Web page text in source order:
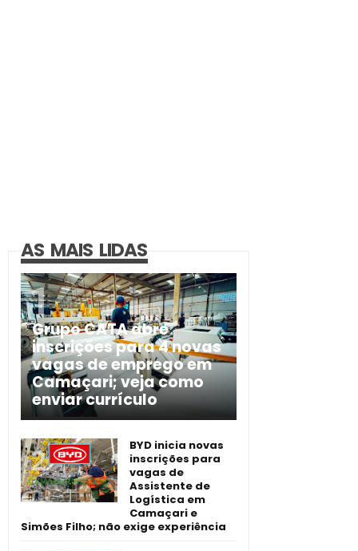
AS MAIS LIDAS
Grupo CATA abre
inscrições para 4 novas
vagas de emprego em
Camaçari; veja como
enviar currículo
BYD inicia novas
inscrições para
vagas de
Assistente de
Logística em
Camaçari e
Simões Filho; não exige experiência